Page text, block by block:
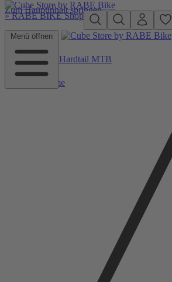
Zum Hauptinhalt springen
»RABE BIKE Shop
Menü öffnen
Zurück zu Hardtail MTB
Home